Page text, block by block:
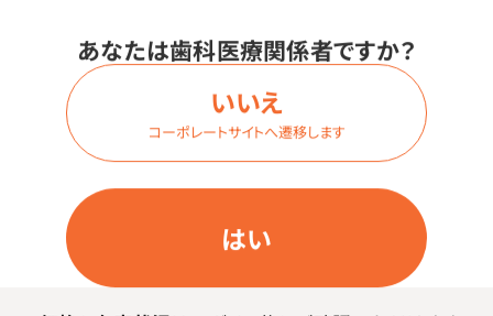
あなたは歯科医療関係者ですか？
はい
いいえ
コーポレートサイトへ遷移します
TBIバッグ
価格はログイン後表示
ミルクティースケース
価格はログイン後表示